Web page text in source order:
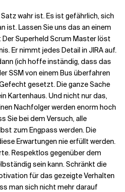
wahr ist. Es ist gefährlich, sich
ist. Lassen Sie uns das an einem
Superheld Scrum Master löst
Er nimmt jedes Detail in JIRA auf.
(ich hoffe inständig, dass das
SSM von einem Bus überfahren
gesetzt. Die ganze Sache
Kartenhaus. Und nicht nur das,
Nachfolger werden enorm hoch
Sie bei dem Versuch, alle
zum Engpass werden. Die
Erwartungen nie erfüllt werden.
Respektlos gegenüber dem
sein kann. Schränkt die
für das gezeigte Verhalten
man sich nicht mehr darauf